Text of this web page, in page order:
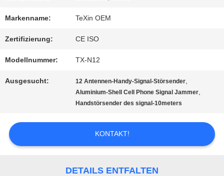
TRETEN
SIE
MIT
UNS
VERBINDUNG
Markenname: TeXin OEM
Zertifizierung: CE ISO
Modellnummer: TX-N12
Ausgesucht: 12 Antennen-Handy-Signal-Störsender,
Aluminium-Shell Cell Phone Signal Jammer,
Handstörsender des signal-10meters
KONTAKT!
DETAILS ENTFALTEN